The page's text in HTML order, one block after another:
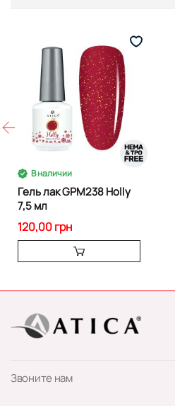
В наличии
Гель лак GPM238 Holly
7,5 мл
120,00 грн
Звоните нам